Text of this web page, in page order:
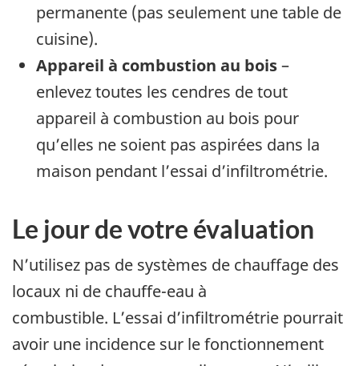
permanente (pas seulement une table de
cuisine).
Appareil à combustion au bois–
enlevez toutes les cendres de tout
appareil à combustion au bois pour
qu’elles ne soient pas aspirées dans la
maison pendant l’essai d’infiltrométrie.
Le jour de votre évaluation
N’utilisez pas de systèmes de chauffage des
locaux ni de chauffe-eau à
combustible. L’essai d’infiltrométrie pourrait
avoir une incidence sur le fonctionnement